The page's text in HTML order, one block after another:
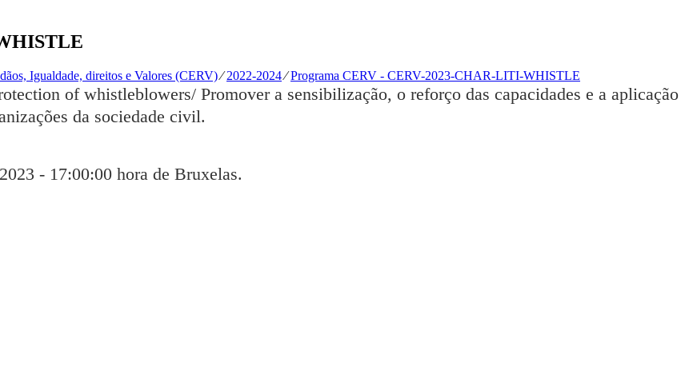
Igualdade, direitos e Valores (CERV)⁄2022-2024⁄Programa CERV - CERV-2023-CHAR-LITI-WHISTLE
of whistleblowers/ Promover a sensibilização, o reforço das capacidades e a aplicação
da sociedade civil.
- 17:00:00 hora de Bruxelas.